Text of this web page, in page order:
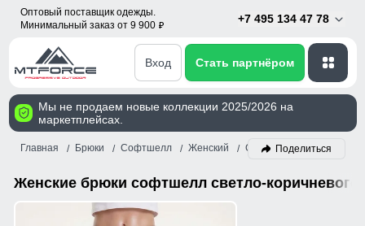
Оптовый поставщик одежды.
Минимальный заказ от 9 900 p
+7 495 134 47 78
Вход Стать партнёром
Мы не продаем новые коллекции 2025/2026 на
маркетплейсах.
Главная Брюки Софтшелл Женский Светло-коричневый
Поделиться
Женские брюки софтшелл светло-коричневого